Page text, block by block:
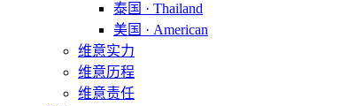
泰国 · Thailand
美国 · American
维意实力
维意历程
维意责任